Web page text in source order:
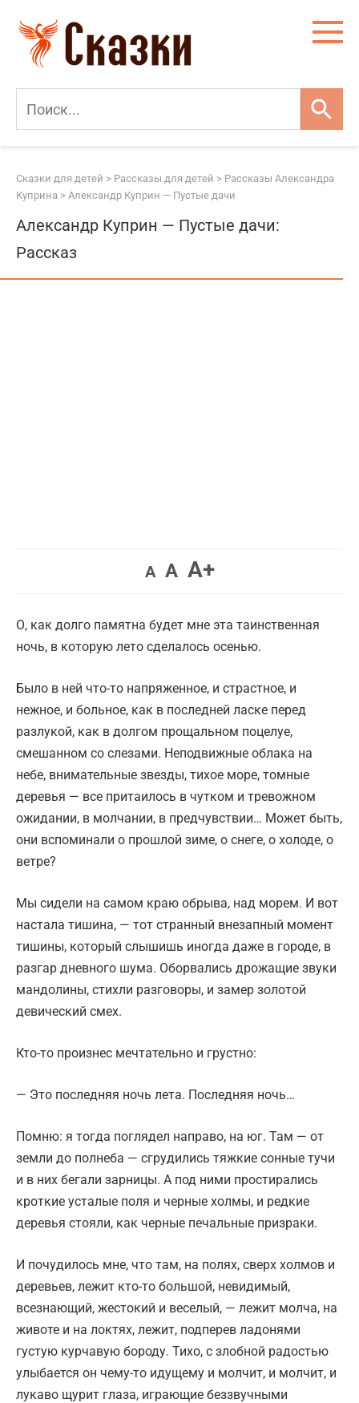
контенту
Сказки для детей > Рассказы для детей > Рассказы Александра
Куприна > Александр Куприн — Пустые дачи
Александр Куприн — Пустые дачи:
Рассказ
AУменьшить
AВернуть
A+Увеличить
О, как долго памятна будет мне эта таинственная
ночь, в которую лето сделалось осенью.
Было в ней что-то напряженное, и страстное, и
нежное, и больное, как в последней ласке перед
разлукой, как в долгом прощальном поцелуе,
смешанном со слезами. Неподвижные облака на
небе, внимательные звезды, тихое море, томные
деревья — все притаилось в чутком и тревожном
ожидании, в молчании, в предчувствии… Может быть,
они вспоминали о прошлой зиме, о снеге, о холоде, о
ветре?
Мы сидели на самом краю обрыва, над морем. И вот
настала тишина, — тот странный внезапный момент
тишины, который слышишь иногда даже в городе, в
разгар дневного шума. Оборвались дрожащие звуки
мандолины, стихли разговоры, и замер золотой
девический смех.
Кто-то произнес мечтательно и грустно:
— Это последняя ночь лета. Последняя ночь…
Помню: я тогда поглядел направо, на юг. Там — от
земли до полнеба — сгрудились тяжкие сонные тучи
и в них бегали зарницы. А под ними простирались
кроткие усталые поля и черные холмы, и редкие
деревья стояли, как черные печальные призраки.
И почудилось мне, что там, на полях, сверх холмов и
деревьев, лежит кто-то большой, невидимый,
всезнающий, жестокий и веселый, — лежит молча, на
животе и на локтях, лежит, подперев ладонями
густую курчавую бороду. Тихо, с злобной радостью
улыбается он чему-то идущему и молчит, и молчит, и
лукаво щурит глаза, играющие беззвучными